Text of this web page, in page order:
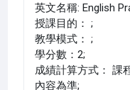
英文名稱: English
授課目的： ;
教學模式： ;
學分數：2;
成績計算方式： 課
內容為準;